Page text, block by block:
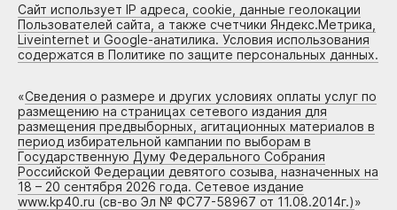
Сайт использует IP адреса, cookie, данные геолокации
Пользователей сайта, а также счетчики Яндекс.Метрика,
Liveinternet и Google-анатилика. Условия использования
содержатся в Политике по защите персональных данных.
«Сведения о размере и других условиях оплаты услуг по
размещению на страницах сетевого издания для
размещения предвыборных, агитационных материалов в
период избирательной кампании по выборам в
Государственную Думу Федерального Собрания
Российской Федерации девятого созыва, назначенных на
18 – 20 сентября 2026 года. Сетевое издание
www.kp40.ru (св-во Эл № ФС77-58967 от 11.08.2014г.)»